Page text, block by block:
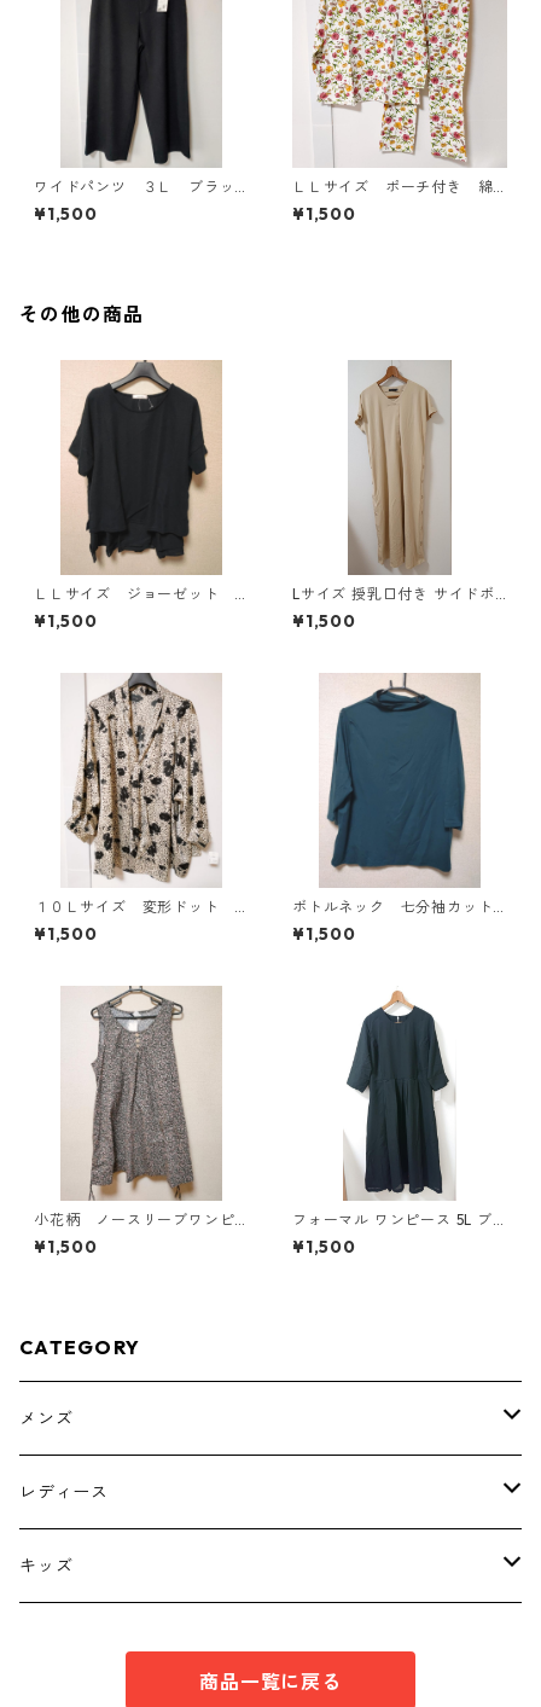
ワイドパンツ ３Ｌ ブラッ
ク KAE-4697
¥1,500
ＬＬサイズ ポーチ付き 綿
１００％ 花柄 トラベルパ
ジャマ ホワイト KAE-4578
¥1,500
その他の商品
ＬＬサイズ ジョーゼット
レイヤード風プルオーバー
ブラック KAE-4785
¥1,500
Lサイズ 授乳口付き サイドボ
タンデザイン ワンピース マタ
ニティ ベージュ ◆KIY-1303
¥1,500
１０Ｌサイズ 変形ドット
花柄 ボウタイブラウス オ
フホワイト KAE-4775
¥1,500
ボトルネック 七分袖カット
ソー ４Ｌ ティールグリー
ン KAE-4815
¥1,500
小花柄 ノースリーブワンピ
ース ４Ｌ ブラック KAE-
4819
¥1,500
フォーマル ワンピース 5L ブ
ラック ◆KIY-1300◆
¥1,500
CATEGORY
メンズ
トップス
ボトムス
レディース
トップス
キッズ
商品一覧に戻る